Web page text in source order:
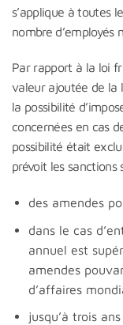
s’applique à toutes
nombre d’employés
Par rapport à la loi
valeur ajoutée de la
la possibilité
concernées en cas
possibilité était
prévoit les sanctions
des amendes
dans le cas
annuel est
amendes
d’affaires
jusqu’à trois